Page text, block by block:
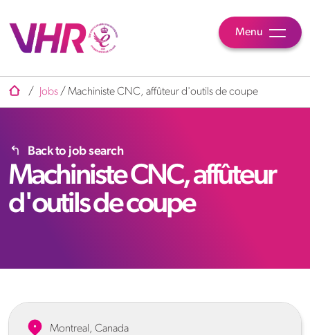
Menu
/ Jobs / Machiniste CNC, affûteur d'outils de coupe
Back to job search
Machiniste CNC, affûteur
d'outils de coupe
Montreal, Canada